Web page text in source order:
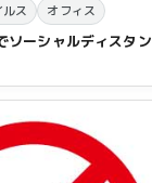
ス オフィス
ソーシャルディスタン